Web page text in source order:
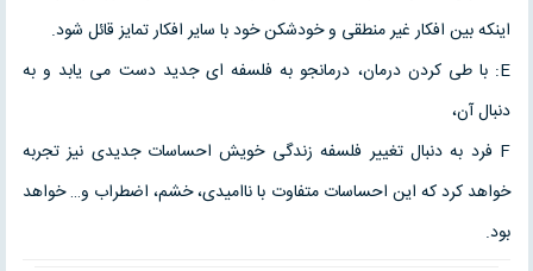
اینکه بین افکار غیر منطقی و خودشکن خود با سایر افکار تمایز قائل شود.
E: با طی کردن درمان، درمانجو به فلسفه ای جدید دست می یابد و به
دنبال آن،
F فرد به دنبال تغییر فلسفه زندگی خویش احساسات جدیدی نیز تجربه
خواهد کرد که این احساسات متفاوت با ناامیدی، خشم، اضطراب و… خواهد
بود.